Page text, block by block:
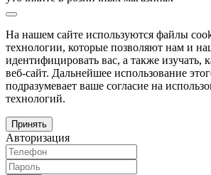
На нашем сайте используются файлы
технологии, которые позволяют нам и
идентифицировать вас, а также изучать,
веб-сайт. Дальнейшее использование
подразумевает ваше согласие на
технологий.
Принять
Авторизация